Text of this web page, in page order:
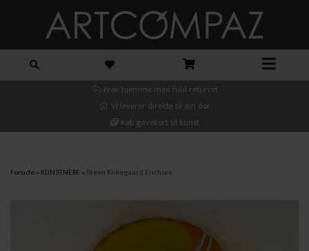
Prøv hjemme med fuld returret
Vi leverer direkte til din dør
Køb gavekort til kunst
Forside »KUNSTNERE »Steen Kirkegaard Erichsen